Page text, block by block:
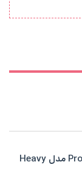
ویژگی های مجموعه ماشینهای راه سازی Pro-Engine مدل Heavy